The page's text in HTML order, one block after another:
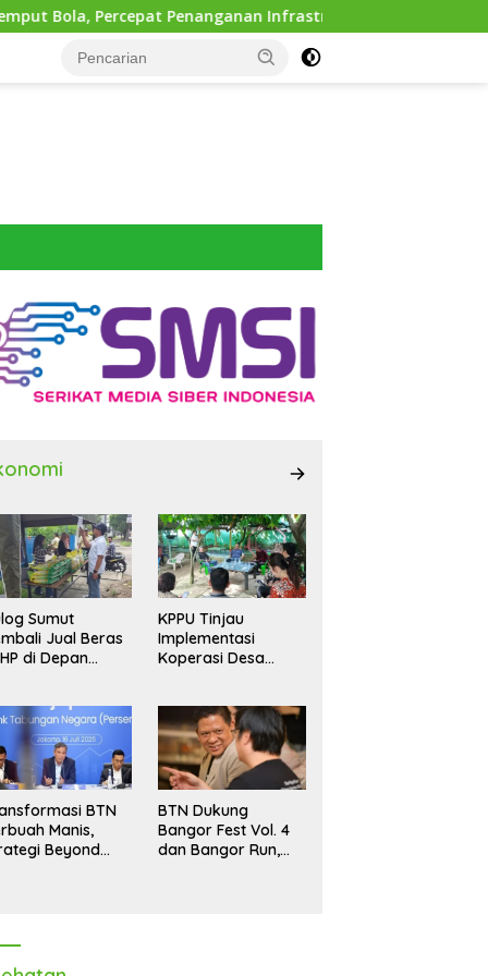
Penanganan Infrastruktur hingga Tingkat Kecamatan
Sumut
Jual Beras
di Depan
Akhir Tahun
KPPU Tinjau
Implementasi
Koperasi Desa
BTN
Manis,
Beyond
BTN Dukung
Bangor Fest Vol. 4
dan Bangor Run,